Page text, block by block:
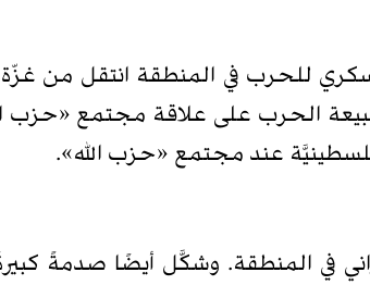
للحرب في المنطقة انتقل من
الحرب على علاقة مجتمع «حزب
عند مجتمع «حزب الله».
في المنطقة. وشكَّل أيضًا صدمةً